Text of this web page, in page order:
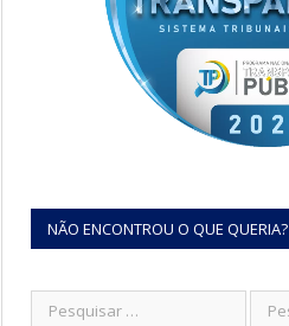
NÃO ENCONTROU O QUE QUERIA?